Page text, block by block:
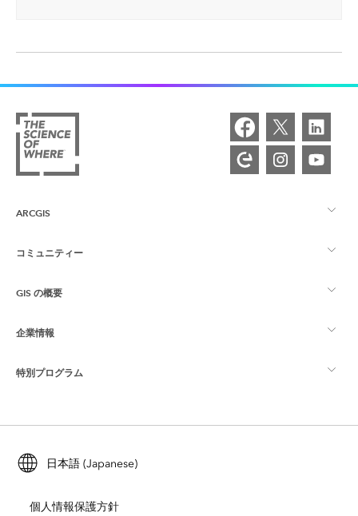
ARCGIS
ArcGIS の概要
マッピング
コミュニティー
Esri Community
ArcGIS ブログ
Esri Young Professionals Network
GIS の概要
GIS とは
ロケーション インテリジェンス
トレーニング
ArcUser
企業情報
Esri について
採用情報
オープンビジョン
特別プログラム
ArcGIS for Student Use
自然保護
日本語 (Japanese)
個人情報保護方針